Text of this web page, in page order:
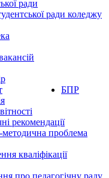
ради
ради коледжу
рекомендації
проблема
кваліфікації
про педагогічну раду
БПР